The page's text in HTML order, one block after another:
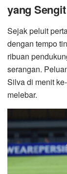
yang Sengit
Sejak peluit
dengan tempo
ribuan
serangan.
Silva di menit
melebar.